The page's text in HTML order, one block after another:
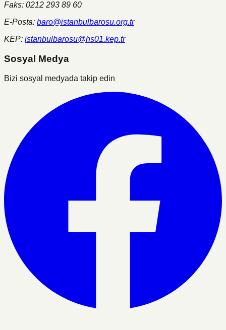
Faks: 0212 293 89 60
E-Posta: baro@istanbulbarosu.org.tr
KEP: istanbulbarosu@hs01.kep.tr
Sosyal Medya
Bizi sosyal medyada takip edin